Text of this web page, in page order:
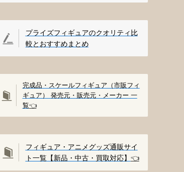
プライズフィギュアのクオリティ比
較とおすすめまとめ
完成品・スケールフィギュア（市販フィ
ギュア） 発売元・販売元・メーカー 一
覧👈️
フィギュア・アニメグッズ通販サイ
ト一覧【新品・中古・買取対応】 👈️